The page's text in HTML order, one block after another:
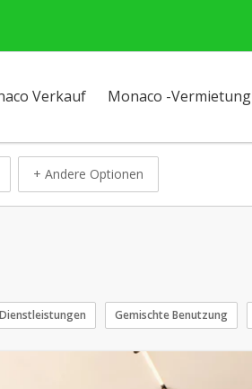
Verkauf Monaco -Vermietung
+ Andere Optionen
Gemischte Benutzung